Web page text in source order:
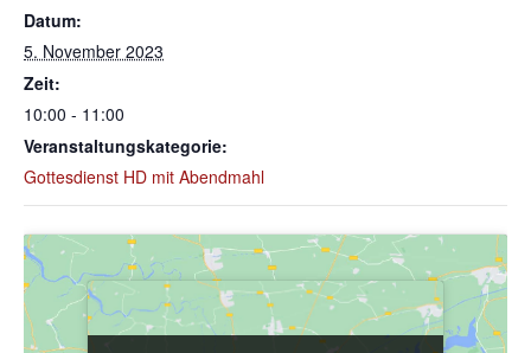
Datum:
5. November 2023
Zeit:
10:00 - 11:00
Veranstaltungskategorie:
Gottesdienst HD mit Abendmahl